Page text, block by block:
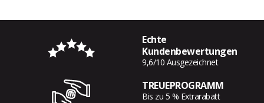
Echte
Kundenbewertungen
9,6/10 Ausgezeichnet
TREUEPROGRAMM
Bis zu 5 % Extrarabatt